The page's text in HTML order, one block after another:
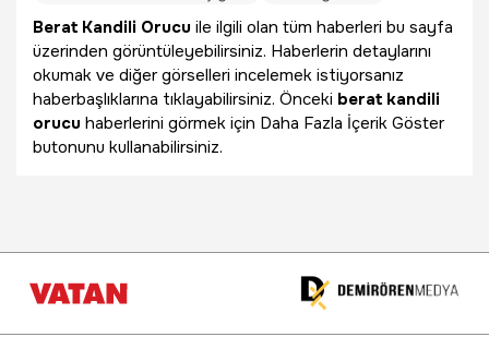
Berat Kandili Orucu ile ilgili olan tüm haberleri bu sayfa
üzerinden görüntüleyebilirsiniz. Haberlerin detaylarını
okumak ve diğer görselleri incelemek istiyorsanız
haberbaşlıklarına tıklayabilirsiniz. Önceki berat kandili
orucu haberlerini görmek için Daha Fazla İçerik Göster
butonunu kullanabilirsiniz.